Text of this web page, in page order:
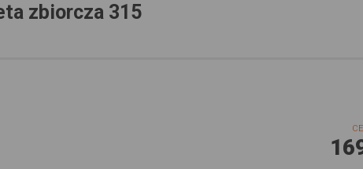
zbiorcza 315